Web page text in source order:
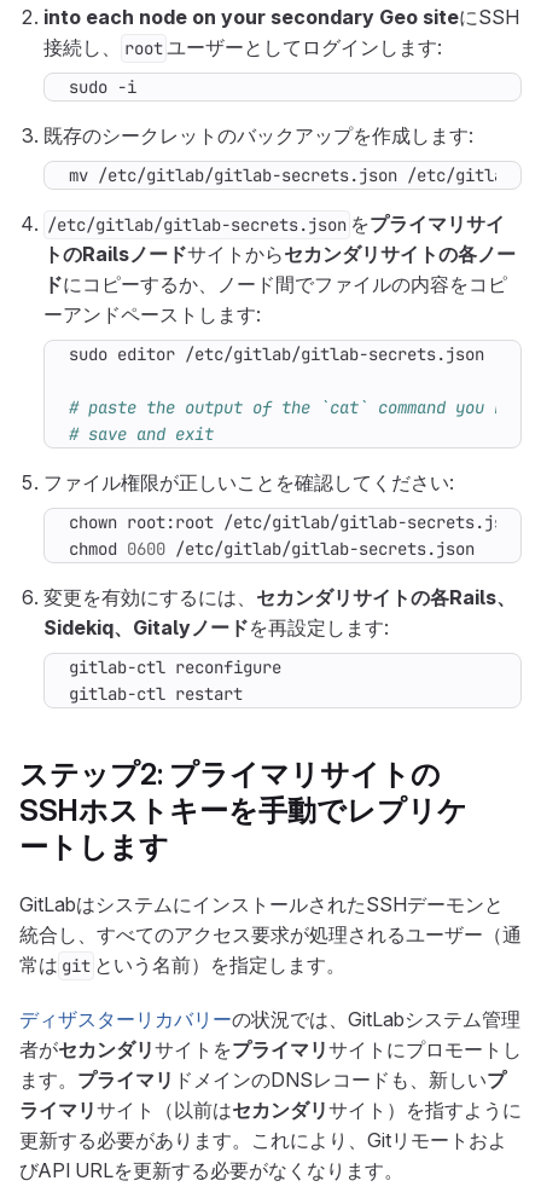
into each node on your secondary Geo siteにSSH
接続し、
rootユーザーとしてログインします:
sudo -i
既存のシークレットのバックアップを作成します:
mv /etc/gitlab/gitlab-secrets.json /etc/gitlab/
/etc/gitlab/gitlab-secrets.json をプライマリサイ
トのRailsノードサイトからセカンダリサイトの各ノー
ドにコピーするか、ノード間でファイルの内容をコピ
ーアンドペーストします:
# paste the output of the `cat` command you ran
# save and exit
ファイル権限が正しいことを確認してください:
chmod 0600 /etc/gitlab/gitlab-secrets.json
変更を有効にするには、 セカンダリサイトの各Rails、
Sidekiq、Gitalyノードを再設定します:
gitlab-ctl restart
ステップ2: プライマリ サイトの
SSHホストキーを手動でレプリケ
ートします
GitLabはシステムにインストールされたSSHデーモンと
統合し、すべてのアクセス要求が処理されるユーザー（通
常は git という名前）を指定します。
ディザスターリカバリーの状況では、GitLabシステム管理
者がセカンダリサイトをプライマリサイトにプロモートし
ます。 プライマリ ドメインのDNSレコードも、新しいプ
ライマリサイト（以前はセカンダリサイト）を指すように
更新する必要があります。これにより、Gitリモートおよ
びAPI URLを更新する必要がなくなります。